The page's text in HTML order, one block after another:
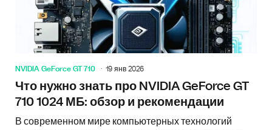
NVIDIA GeForce GT 710 19 янв 2026
Что нужно знать про NVIDIA GeForce GT
710 1024 МБ: обзор и рекомендации
В современном мире компьютерных технологий